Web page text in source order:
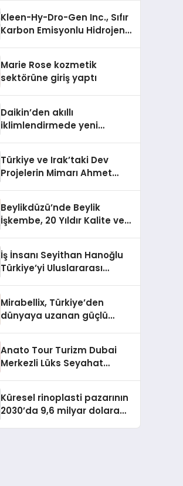
Kleen-Hy-Dro-Gen Inc., Sıfır
Karbon Emisyonlu Hidrojen
Aldı
Marie Rose kozmetik
sektörüne giriş yaptı
Daikin’den akıllı
iklimlendirmede yeni
Türkiye ve Irak’taki Dev
Projelerin Mimarı Ahmet
Holding Industrial City”
Projesini Hayata Geçirecek
Beylikdüzü’nde Beylik
İşkembe, 20 Yıldır Kalite ve
İş İnsanı Seyithan Hanoğlu
Türkiye’yi Uluslararası
Mirabellix, Türkiye’den
dünyaya uzanan güçlü
Anato Tour Turizm Dubai
Merkezli Lüks Seyahat
Küresel rinoplasti pazarının
2030’da 9,6 milyar dolara